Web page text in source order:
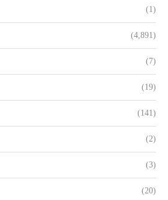
(1)
(4,891)
(7)
(19)
(141)
(2)
(3)
(20)